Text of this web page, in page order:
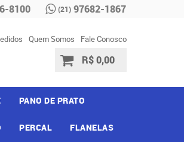
8100 (21) 97682-1867
Quem Somos Fale Conosco
R$ 0,00
PANO DE PRATO
PERCAL FLANELAS